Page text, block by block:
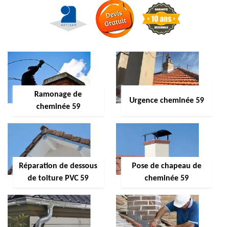
Ramonage de
cheminée 59
Urgence cheminée 59
Réparation de dessous
de toiture PVC 59
Pose de chapeau de
cheminée 59